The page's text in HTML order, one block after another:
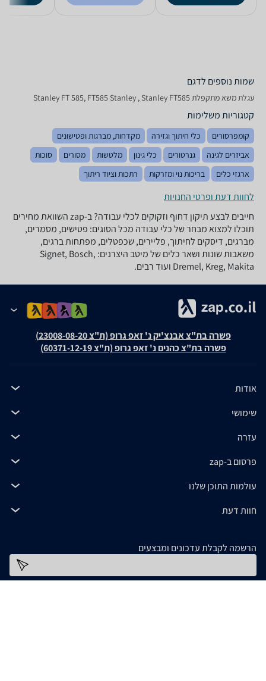
שמות נוספים לדגם
‏עגלת משא מתקפלת Stanley FT 585, FT585 Stanley , Stanley FT585
קטגוריות משלימות
קומפרסורים כלי חיתוך וגזירה
מקדחות, מברגות ופטישונים
אביזרים לגינה
גנרטורים כלי גינון מלטשות מסורים
סוכות
ארגזי כלים
בריכות נוי ומזרקות רתכות וציוד ריתוך
לחוות דעת ופרטי החנויות
חייבים לבצע תיקון דחוף וזקוקים לכלי עבודה? ב-zap השוואת מחירים
תוכלו למצוא מבחר של כלי עבודה מכל הסוגים: פטישים, מסמרים,
מברגים, דיסקים לחיתוך, פליירים, שכפטלים, מפתחות ברגים,
משאבות שונות ושאר כלים של מיטב היצרנים: Signet, Bosch,
Dremel, Kreg, Makita ועוד רבים.
פשרה בת"צ אבנצ'יק נ' זאפ גרופ (ת"צ 23008-08-20)
פשרה בת"צ כהנים נ' זאפ גרופ (ת"צ 60371-12-19)
אודות
שימושי
עזרה
פרסום ב-zap
עולמות התוכן שלנו
חוות דעת
הרשמה לקבלת עדכונים ומבצעים